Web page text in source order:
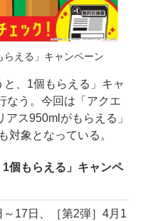
える」キャンペーン
、1個もらえる」キャ
なう。今回は「アクエ
ス950mlがもらえる」
対象となっている。
個もらえる」キャンペ
～17日、［第2弾］4月1